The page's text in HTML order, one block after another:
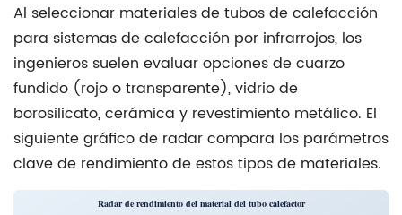
Al seleccionar materiales de tubos de calefacción
para sistemas de calefacción por infrarrojos, los
ingenieros suelen evaluar opciones de cuarzo
fundido (rojo o transparente), vidrio de
borosilicato, cerámica y revestimiento metálico. El
siguiente gráfico de radar compara los parámetros
clave de rendimiento de estos tipos de materiales.
Radar de rendimiento del material del tubo calefactor